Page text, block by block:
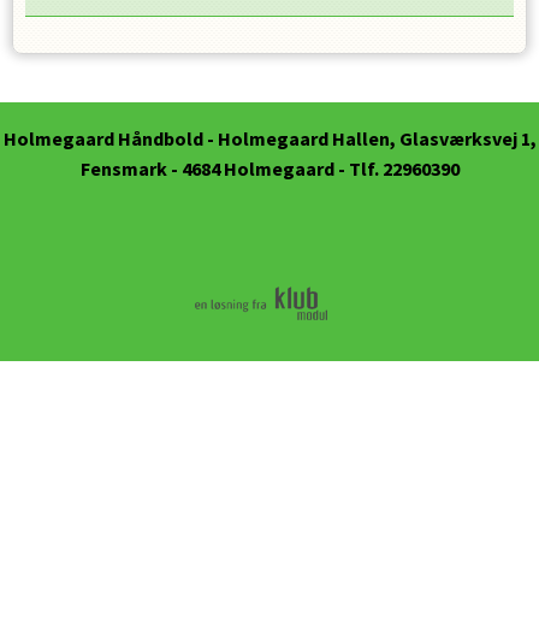
Holmegaard Håndbold- Holmegaard Hallen, Glasværksvej 1,
Fensmark - 4684 Holmegaard - Tlf. 22960390